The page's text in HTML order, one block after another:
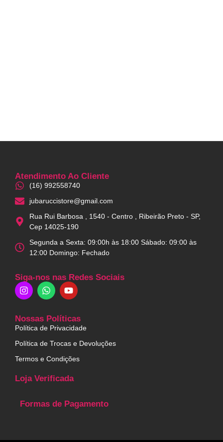
Atendimento Ao Cliente
(16) 992558740
jubaruccistore@gmail.com
Rua Rui Barbosa , 1540 - Centro , Ribeirão Preto - SP,
Cep 14025-190
Segunda a Sexta: 09:00h às 18:00 Sábado: 09:00 às
12:00 Domingo: Fechado
Siga-nos nas Redes Sociais
Nossas Políticas
Política de Privacidade
Política de Trocas e Devoluções
Termos e Condições
Loja Verificada
Formas de Pagamento